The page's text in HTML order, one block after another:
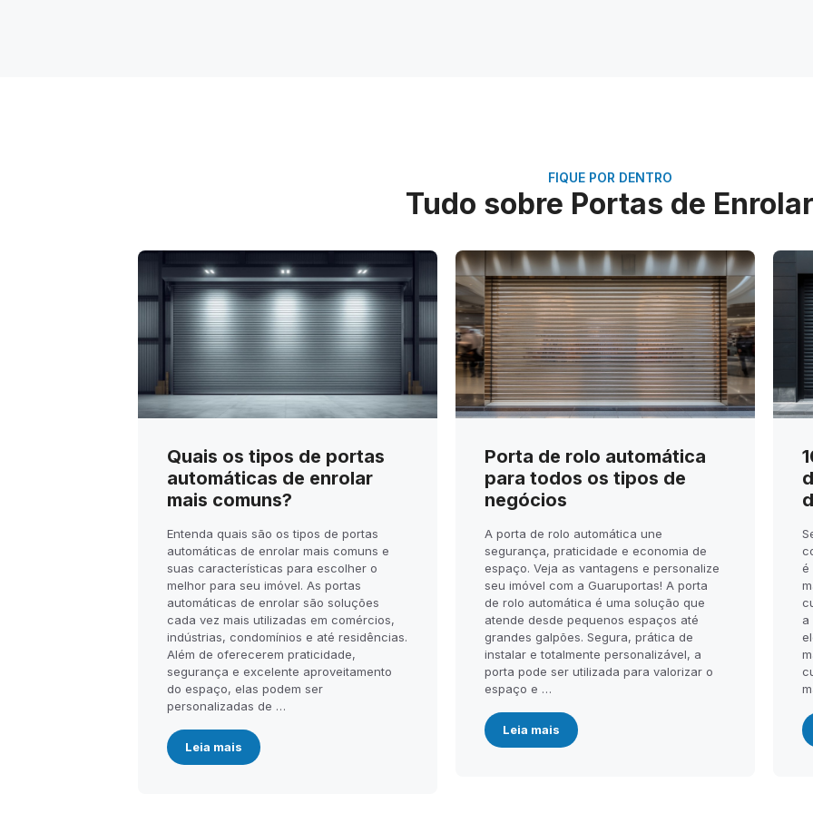
FIQUE POR DENTRO
Tudo sobre Portas de Enrolar
Quais os tipos de portas
automáticas de enrolar
mais comuns?
Entenda quais são os tipos de portas
automáticas de enrolar mais comuns e
suas características para escolher o
melhor para seu imóvel. As portas
automáticas de enrolar são soluções
cada vez mais utilizadas em comércios,
indústrias, condomínios e até residências.
Além de oferecerem praticidade,
segurança e excelente aproveitamento
do espaço, elas podem ser
personalizadas de …
Leia mais
Porta de rolo automática
para todos os tipos de
negócios
A porta de rolo automática une
segurança, praticidade e economia de
espaço. Veja as vantagens e personalize
seu imóvel com a Guaruportas! A porta
de rolo automática é uma solução que
atende desde pequenos espaços até
grandes galpões. Segura, prática de
instalar e totalmente personalizável, a
porta pode ser utilizada para valorizar o
espaço e …
Leia mais
é
a